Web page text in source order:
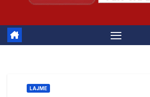
LAJME